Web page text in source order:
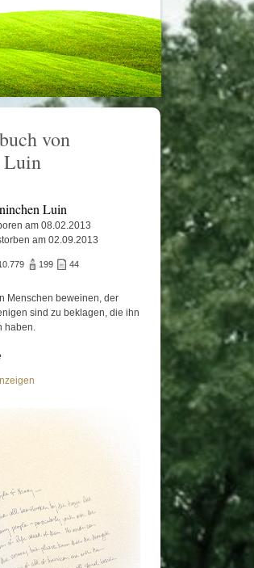
von
Luin
Luin
am 08.02.2013
am 02.09.2013
199 44
Menschen beweinen, der
sind zu beklagen, die ihn
haben.